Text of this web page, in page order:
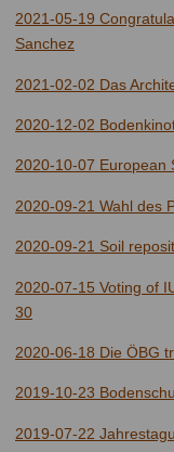
2021-05-19
Sanchez
2021-02-02 Das
2020-12-02
2020-10-07 European
2020-09-21 Wahl des
2020-09-21 Soil
2020-07-15 Voting of
30
2020-06-18 Die ÖBG
2019-10-23
2019-07-22